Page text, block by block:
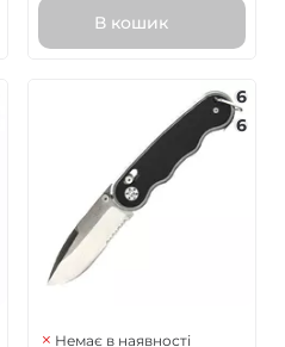
В кошик
6
6
Немає в наявності